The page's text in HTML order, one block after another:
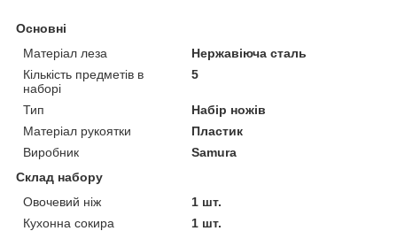
Основні
Матеріал леза
Нержавіюча сталь
Кількість предметів в
наборі
5
Тип
Набір ножів
Матеріал рукоятки
Пластик
Виробник
Samura
Склад набору
Овочевий ніж
1 шт.
Кухонна сокира
1 шт.